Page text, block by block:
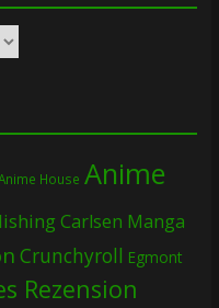
House Anime
Carlsen Manga
Crunchyroll Egmont
Rezension